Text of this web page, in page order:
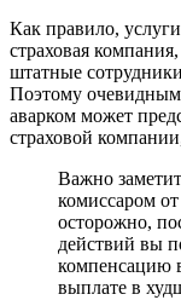
Как правило,
страховая
штатные
Поэтому очевидным
аварком может
страховой
Важно
комиссаром
осторожно,
действий вы
компенсацию
выплате в